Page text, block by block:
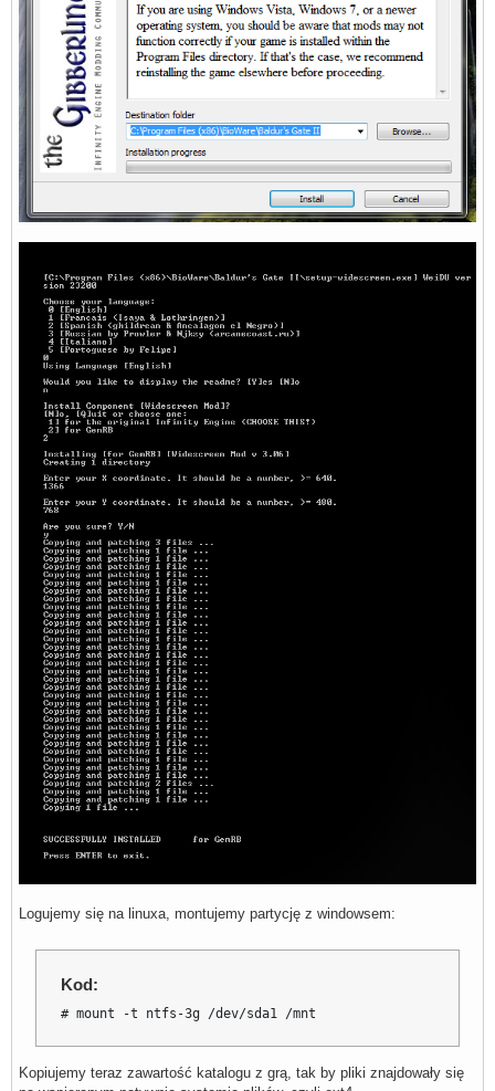
Logujemy się na linuxa, montujemy partycję z windowsem:
Kod:
# mount -t ntfs-3g /dev/sda1 /mnt
Kopiujemy teraz zawartość katalogu z grą, tak by pliki znajdowały się